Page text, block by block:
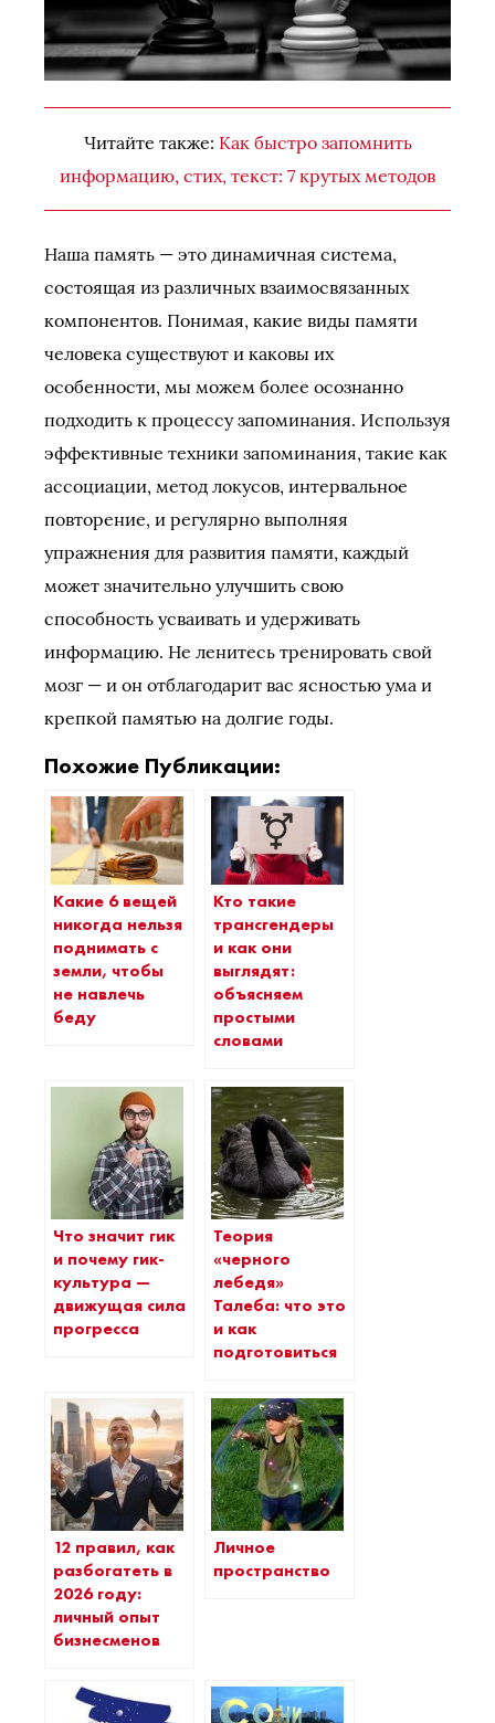
Читайте также: Как быстро запомнить
информацию, стих, текст: 7 крутых методов
Наша память — это динамичная система,
состоящая из различных взаимосвязанных
компонентов. Понимая, какие виды памяти
человека существуют и каковы их
особенности, мы можем более осознанно
подходить к процессу запоминания. Используя
эффективные техники запоминания, такие как
ассоциации, метод локусов, интервальное
повторение, и регулярно выполняя
упражнения для развития памяти, каждый
может значительно улучшить свою
способность усваивать и удерживать
информацию. Не ленитесь тренировать свой
мозг — и он отблагодарит вас ясностью ума и
крепкой памятью на долгие годы.
Похожие Публикации:
Какие 6 вещей
никогда нельзя
поднимать с
земли, чтобы
не навлечь
беду
Кто такие
трансгендеры
и как они
выглядят:
объясняем
простыми
словами
Что значит гик
и почему гик-
культура —
движущая сила
прогресса
Теория
«черного
лебедя»
Талеба: что это
и как
подготовиться
12 правил, как
разбогатеть в
2026 году:
личный опыт
бизнесменов
Личное
пространство